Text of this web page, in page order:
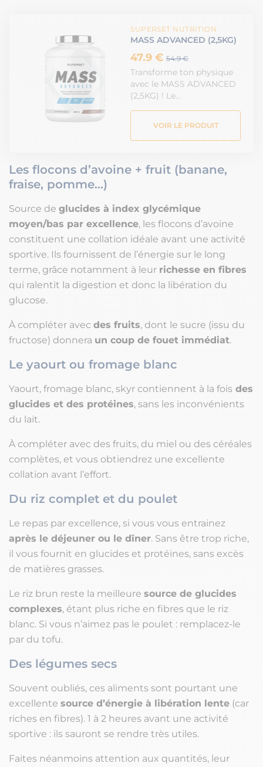
SUPERSET NUTRITION
MASS ADVANCED (2,5KG)
47.9 € 54.9 €
Transforme ton physique
avec le MASS ADVANCED
(2,5KG) ! Le…
VOIR LE PRODUIT
Les flocons d’avoine + fruit (banane,
fraise, pomme…)
Source de glucides à index glycémique
moyen/bas par excellence, les flocons d’avoine
constituent une collation idéale avant une activité
sportive. Ils fournissent de l’énergie sur le long
terme, grâce notamment à leur richesse en fibres
qui ralentit la digestion et donc la libération du
glucose.
À compléter avec des fruits, dont le sucre (issu du
fructose) donnera un coup de fouet immédiat.
Le yaourt ou fromage blanc
Yaourt, fromage blanc, skyr contiennent à la fois des
glucides et des protéines, sans les inconvénients
du lait.
À compléter avec des fruits, du miel ou des céréales
complètes, et vous obtiendrez une excellente
collation avant l’effort.
Du riz complet et du poulet
Le repas par excellence, si vous vous entrainez
après le déjeuner ou le dîner. Sans être trop riche,
il vous fournit en glucides et protéines, sans excès
de matières grasses.
Le riz brun reste la meilleure source de glucides
complexes, étant plus riche en fibres que le riz
blanc. Si vous n’aimez pas le poulet : remplacez-le
par du tofu.
Des légumes secs
Souvent oubliés, ces aliments sont pourtant une
excellente source d’énergie à libération lente (car
riches en fibres). 1 à 2 heures avant une activité
sportive : ils sauront se rendre très utiles.
Faites néanmoins attention aux quantités, leur